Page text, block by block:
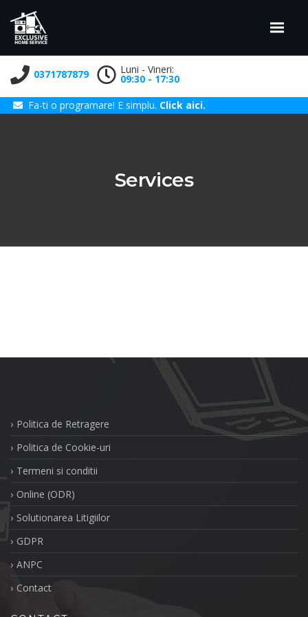
0371787879 Luni - Vineri:
09:30 - 17:30
Fa-ti o programare! E simplu. Click aici.
Services
Politica de Retragere
Politica de Cookie-uri
Termeni si conditii
Online (ODR)
Solutionarea Litigiilor
GDPR
ANPC
Contact